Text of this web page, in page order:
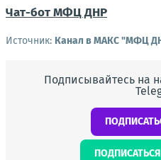
Чат-бот МФЦ ДНР
Источник: Канал в МАКС "МФЦ
Подписывайтесь на
ПОДПИСАТЬСЯ